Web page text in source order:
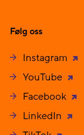
Følg oss
Instagram
YouTube
Facebook
LinkedIn